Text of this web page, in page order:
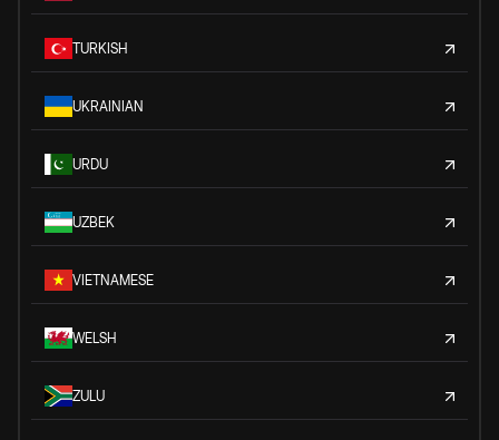
TURKISH
UKRAINIAN
URDU
UZBEK
VIETNAMESE
WELSH
ZULU